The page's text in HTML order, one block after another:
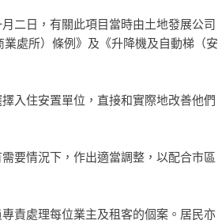
二日，有關此項目當時由土地發展公司
處所）條例》及《升降機及自動梯（安
入住安置單位，直接和實際地改善他們
要情況下，作出適當調整，以配合市區
責處理每位業主及租客的個案。居民亦